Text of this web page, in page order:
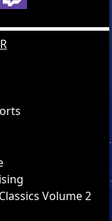
Volume 2